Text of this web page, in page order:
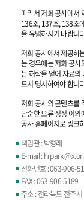
따라서 저희 공사에서
136조, 137조, 138조
을 유념하시기 바랍니
저희 공사에서 제공하
는 경우에는 저희 공사
는 허락을 얻어 자료
드시 명시하여야 합니
저희 공사의 콘텐츠를
단순한 오류 정정 이
공사 홈페이지로 링크
책임관 : 박형래
E-mail :
전화번호 : 063-906-
FAX : 063-906-5189
주소 : 전라북도 전주